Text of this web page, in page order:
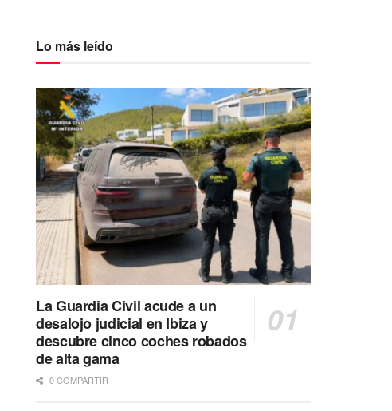
Lo más leído
La Guardia Civil acude a un
desalojo judicial en Ibiza y
descubre cinco coches robados
de alta gama
0 COMPARTIR